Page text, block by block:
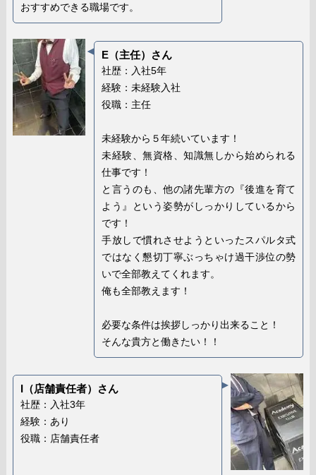
おすすめできる職場です。
E（主任）さん
社歴：入社5年
経験：未経験入社
役職：主任
未経験から５年続いています！
未経験、無資格、知識無しから始められる
仕事です！
と言うのも、他の諸先輩方の『後進を育て
よう』という姿勢がしっかりしているから
です！
手放しで慣れさせようといったスパルタ式
ではなく懇切丁寧ぶっちゃけ過干渉位の勢
いで全部教えてくれます。
俺も全部教えます！
必要な条件は挨拶しっかり出来ること！
そんな貴方と働きたい！！
I（店舗責任者）さん
社歴：入社3年
経験：あり
役職：店舗責任者